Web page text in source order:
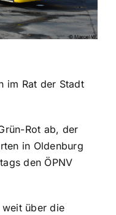
im Rat der Stadt
Rot ab, der
in Oldenburg
den ÖPNV
weit über die